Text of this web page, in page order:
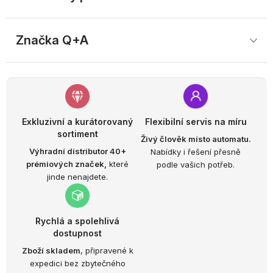
Značka Q+A
Exkluzivní a kurátorovaný
sortiment
Výhradní distributor 40+
prémiových značek, které
jinde nenajdete.
Flexibilní servis na míru
Živý člověk místo automatu.
Nabídky i řešení přesně
podle vašich potřeb.
Rychlá a spolehlivá
dostupnost
Zboží skladem, připravené k
expedici bez zbytečného